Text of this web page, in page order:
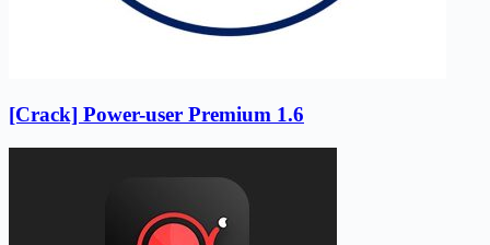
[Crack] Power-user Premium 1.6